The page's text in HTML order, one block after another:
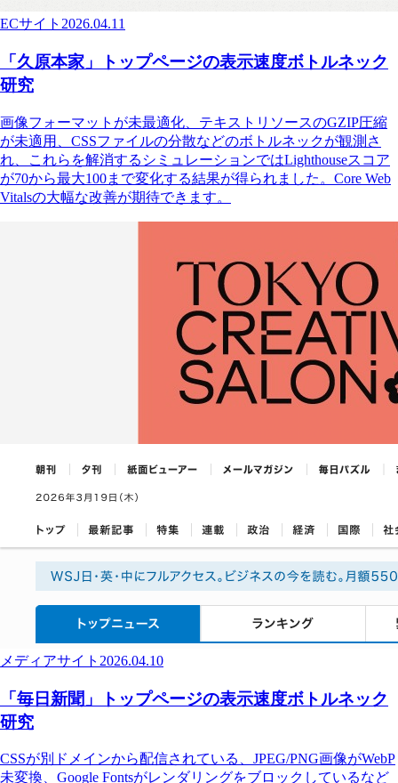
ECサイト 2026.04.11
「久原本家」トップページの表示速度ボトルネック
研究
画像フォーマットが未最適化、テキストリソースのGZIP圧縮
が未適用、CSSファイルの分散などのボトルネックが観測さ
れ、これらを解消するシミュレーションではLighthouseスコア
が70から最大100まで変化する結果が得られました。Core Web
Vitalsの大幅な改善が期待できます。
メディアサイト 2026.04.10
「毎日新聞」トップページの表示速度ボトルネック
研究
CSSが別ドメインから配信されている、JPEG/PNG画像がWebP
未変換、Google Fontsがレンダリングをブロックしているなど